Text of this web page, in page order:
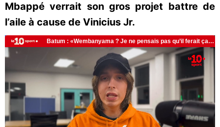
Mbappé verrait son gros projet battre de
l’aile à cause de Vinicius Jr.